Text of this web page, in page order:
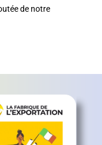
de notre